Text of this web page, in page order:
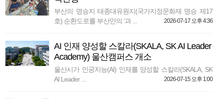
부산의 명승지 태종대유원지(국가지정문화재 명승 제17
호) 순환도로를 부산만의 ‘과 ...
2026-07-17 오후 4:36
AI 인재 양성할 스칼라(SKALA, SK AI Leader
Academy) 울산캠퍼스 개소
울산시가 인공지능(AI) 인재를 양성할 스칼라(SKALA, SK
AI Leader ...
2026-07-15 오후 1:00